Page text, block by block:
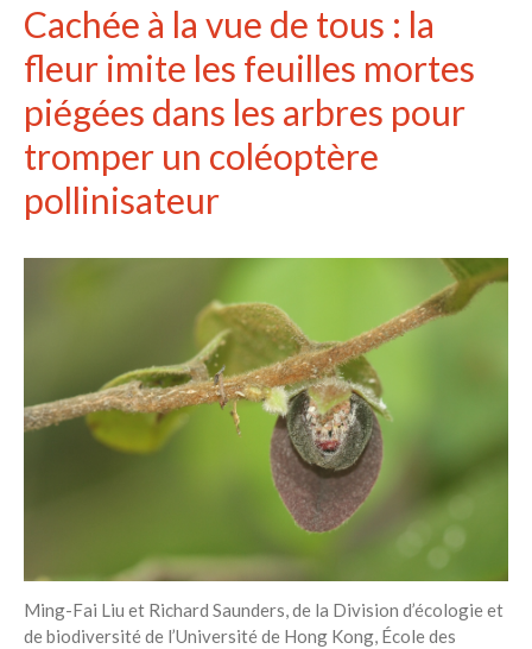
Cachée à la vue de tous : la
fleur imite les feuilles mortes
piégées dans les arbres pour
tromper un coléoptère
pollinisateur
Ming-Fai Liu et Richard Saunders, de la Division d’écologie et
de biodiversité de l’Université de Hong Kong, École des